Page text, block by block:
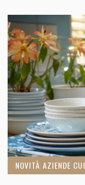
NOVITÀ AZIENDE